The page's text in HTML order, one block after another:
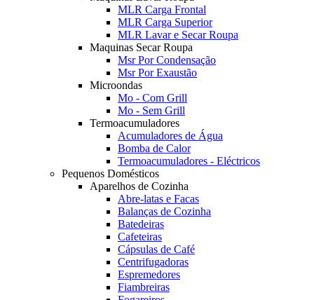
MLR Carga Frontal
MLR Carga Superior
MLR Lavar e Secar Roupa
Maquinas Secar Roupa
Msr Por Condensação
Msr Por Exaustão
Microondas
Mo - Com Grill
Mo - Sem Grill
Termoacumuladores
Acumuladores de Água
Bomba de Calor
Termoacumuladores - Eléctricos
Pequenos Domésticos
Aparelhos de Cozinha
Abre-latas e Facas
Balanças de Cozinha
Batedeiras
Cafeteiras
Cápsulas de Café
Centrifugadoras
Espremedores
Fiambreiras